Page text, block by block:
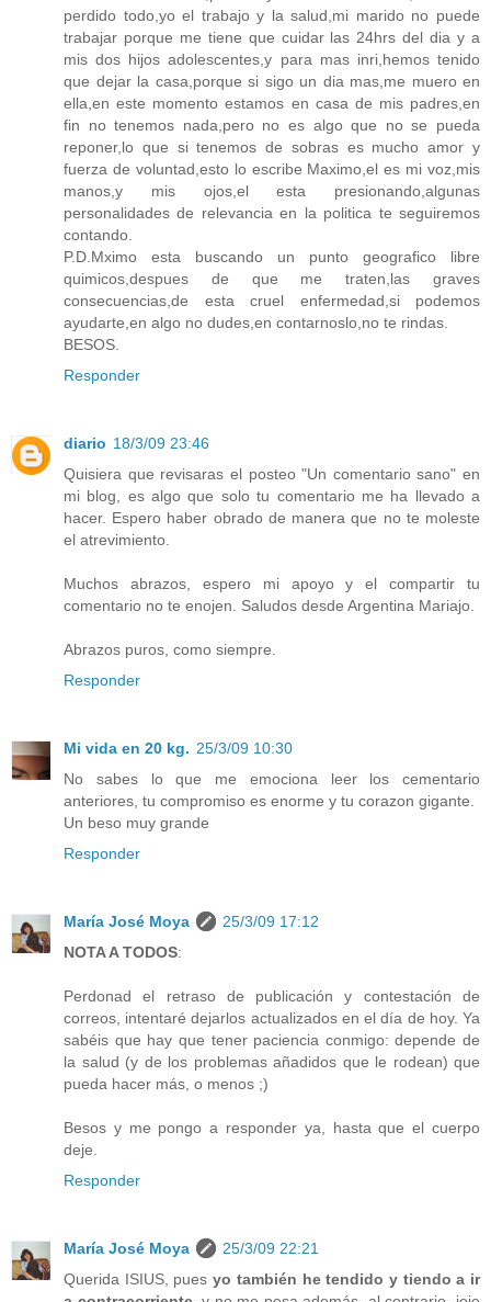
perdido todo,yo el trabajo y la salud,mi marido no puede
trabajar porque me tiene que cuidar las 24hrs del dia y a
mis dos hijos adolescentes,y para mas inri,hemos tenido
que dejar la casa,porque si sigo un dia mas,me muero en
ella,en este momento estamos en casa de mis padres,en
fin no tenemos nada,pero no es algo que no se pueda
reponer,lo que si tenemos de sobras es mucho amor y
fuerza de voluntad,esto lo escribe Maximo,el es mi voz,mis
manos,y mis ojos,el esta presionando,algunas
personalidades de relevancia en la politica te seguiremos
contando.
P.D.Mximo esta buscando un punto geografico libre
quimicos,despues de que me traten,las graves
consecuencias,de esta cruel enfermedad,si podemos
ayudarte,en algo no dudes,en contarnoslo,no te rindas.
BESOS.
Responder
diario 18/3/09 23:46
Quisiera que revisaras el posteo "Un comentario sano" en
mi blog, es algo que solo tu comentario me ha llevado a
hacer. Espero haber obrado de manera que no te moleste
el atrevimiento.
Muchos abrazos, espero mi apoyo y el compartir tu
comentario no te enojen. Saludos desde Argentina Mariajo.
Abrazos puros, como siempre.
Responder
Mi vida en 20 kg. 25/3/09 10:30
No sabes lo que me emociona leer los cementario
anteriores, tu compromiso es enorme y tu corazon gigante.
Un beso muy grande
Responder
María José Moya
25/3/09 17:12
NOTA A TODOS:
Perdonad el retraso de publicación y contestación de
correos, intentaré dejarlos actualizados en el día de hoy. Ya
sabéis que hay que tener paciencia conmigo: depende de
la salud (y de los problemas añadidos que le rodean) que
pueda hacer más, o menos ;)
Besos y me pongo a responder ya, hasta que el cuerpo
deje.
Responder
María José Moya
25/3/09 22:21
Querida ISIUS, puesyo también he tendido y tiendo a ir